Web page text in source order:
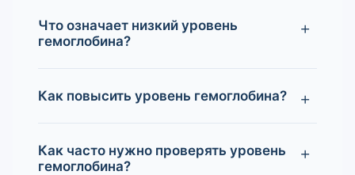
Что означает низкий уровень
гемоглобина?
Как повысить уровень гемоглобина?
Как часто нужно проверять уровень
гемоглобина?